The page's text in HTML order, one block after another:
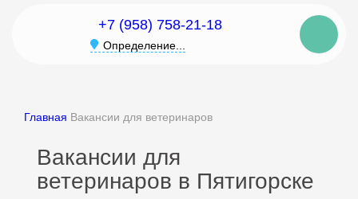
+7 (958) 758-21-18
Определение...
Главная Вакансии для ветеринаров
Вакансии для
ветеринаров в Пятигорске